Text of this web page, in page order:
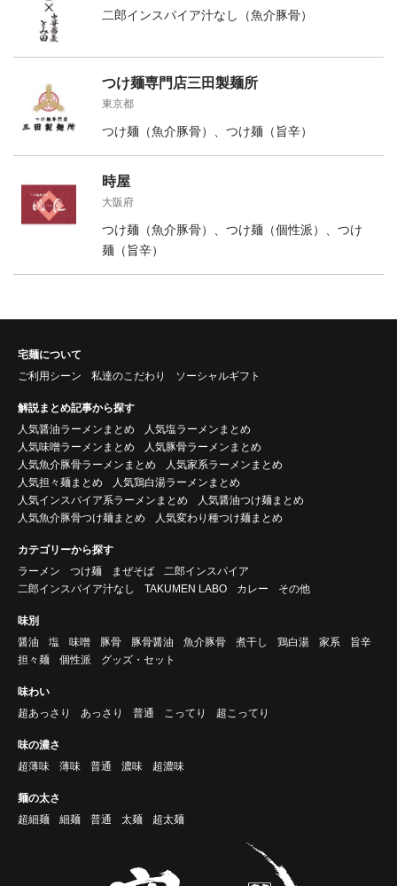
二郎インスパイア汁なし（魚介豚骨）
つけ麺専門店三田製麺所
東京都
つけ麺（魚介豚骨）、つけ麺（旨辛）
時屋
大阪府
つけ麺（魚介豚骨）、つけ麺（個性派）、つけ
麺（旨辛）
宅麺について
ご利用シーン
私達のこだわり ソーシャルギフト
解説まとめ記事から探す
人気醤油ラーメンまとめ
人気塩ラーメンまとめ
人気味噌ラーメンまとめ
人気豚骨ラーメンまとめ
人気魚介豚骨ラーメンまとめ
人気家系ラーメンまとめ
人気担々麺まとめ
人気鶏白湯ラーメンまとめ
人気インスパイア系ラーメンまとめ
人気醤油つけ麺まとめ
人気魚介豚骨つけ麺まとめ
人気変わり種つけ麺まとめ
カテゴリーから探す
ラーメン
つけ麺 まぜそば
二郎インスパイア
二郎インスパイア汁なし
TAKUMEN LABO カレー その他
味別
醤油
塩 味噌 豚骨 豚骨醤油 魚介豚骨 煮干し 鶏白湯 家系
旨辛
担々麺
個性派 グッズ・セット
味わい
超あっさり
あっさり 普通 こってり 超こってり
味の濃さ
超薄味
薄味 普通 濃味 超濃味
麺の太さ
超細麺
細麺 普通 太麺 超太麺